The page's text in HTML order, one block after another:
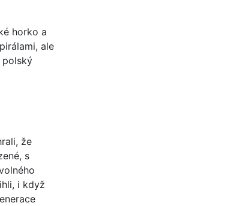
horko a
ale
polský
že
s
i když